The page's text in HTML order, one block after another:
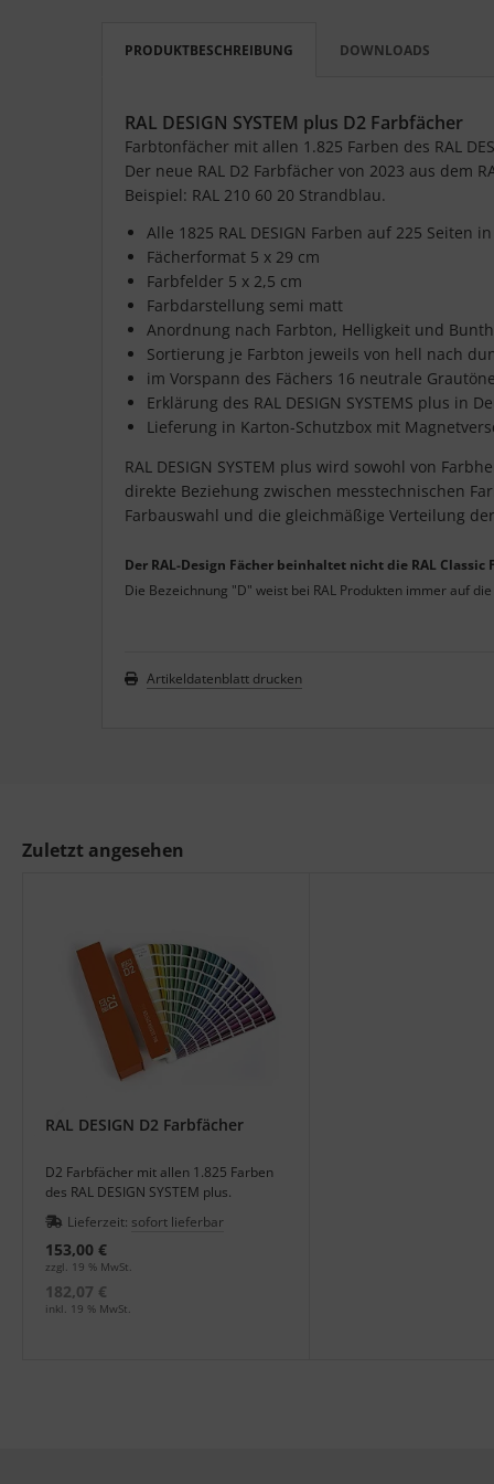
PRODUKTBESCHREIBUNG DOWNLOADS
RAL DESIGN SYSTEM plus D2 Farbfächer
Farbtonfächer mit allen 1.825 Farben des RAL
Der neue RAL D2 Farbfächer von 2023 aus dem
Beispiel: RAL 210 60 20 Strandblau.
Alle 1825 RAL DESIGN Farben auf 225 Seiten
Fächerformat 5 x 29 cm
Farbfelder 5 x 2,5 cm
Farbdarstellung semi matt
Anordnung nach Farbton, Helligkeit und
Sortierung je Farbton jeweils von hell nach
im Vorspann des Fächers 16 neutrale
Erklärung des RAL DESIGN SYSTEMS plus in
Lieferung in Karton-Schutzbox mit
RAL DESIGN SYSTEM plus wird sowohl von
direkte Beziehung zwischen messtechnischen
Farbauswahl und die gleichmäßige Verteilung
Der RAL-Design Fächer beinhaltet nicht die RAL Classic
Die Bezeichnung "D" weist bei RAL Produkten immer auf
Artikeldatenblatt drucken
Zuletzt angesehen
RAL DESIGN D2 Farbfächer
D2 Farbfächer mit allen 1.825 Farben
des RAL DESIGN SYSTEM plus.
Lieferzeit: sofort lieferbar
153,00 €
zzgl. 19 % MwSt.
182,07 €
inkl. 19 % MwSt.